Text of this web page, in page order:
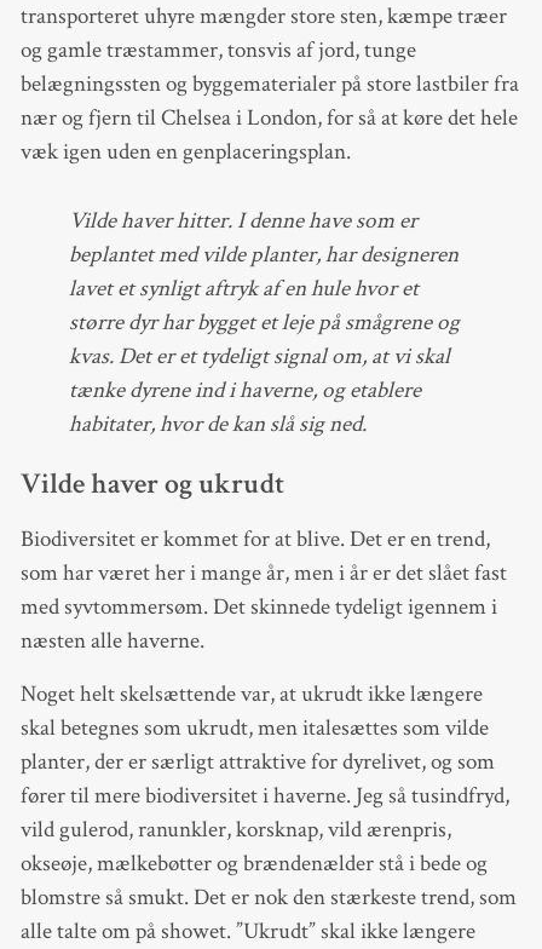
transporteret uhyre mængder store sten, kæmpe træer
og gamle træstammer, tonsvis af jord, tunge
belægningssten og byggematerialer på store lastbiler fra
nær og fjern til Chelsea i London, for så at køre det hele
væk igen uden en genplaceringsplan.
Vilde haver hitter. I denne have som er
beplantet med vilde planter, har designeren
lavet et synligt aftryk af en hule hvor et
større dyr har bygget et leje på smågrene og
kvas. Det er et tydeligt signal om, at vi skal
tænke dyrene ind i haverne, og etablere
habitater, hvor de kan slå sig ned.
Vilde haver og ukrudt
Biodiversitet er kommet for at blive. Det er en trend,
som har været her i mange år, men i år er det slået fast
med syvtommersøm. Det skinnede tydeligt igennem i
næsten alle haverne.
Noget helt skelsættende var, at ukrudt ikke længere
skal betegnes som ukrudt, men italesættes som vilde
planter, der er særligt attraktive for dyrelivet, og som
fører til mere biodiversitet i haverne. Jeg så tusindfryd,
vild gulerod, ranunkler, korsknap, vild ærenpris,
okseøje, mælkebøtter og brændenælder stå i bede og
blomstre så smukt. Det er nok den stærkeste trend, som
alle talte om på showet. ”Ukrudt” skal ikke længere